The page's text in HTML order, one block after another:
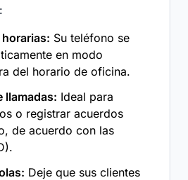
Su teléfono se
en modo
del horario de oficina.
llamadas: Ideal para
o registrar acuerdos
de acuerdo con las
Deje que sus clientes